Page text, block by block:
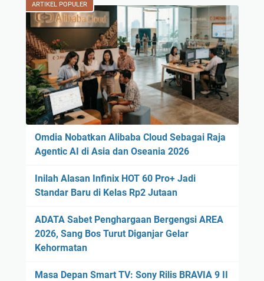
ARTIKEL POPULER
Omdia Nobatkan Alibaba Cloud Sebagai Raja
Agentic AI di Asia dan Oseania 2026
Inilah Alasan Infinix HOT 60 Pro+ Jadi
Standar Baru di Kelas Rp2 Jutaan
ADATA Sabet Penghargaan Bergengsi AREA
2026, Sang Bos Turut Diganjar Gelar
Kehormatan
Masa Depan Smart TV: Sony Rilis BRAVIA 9 II